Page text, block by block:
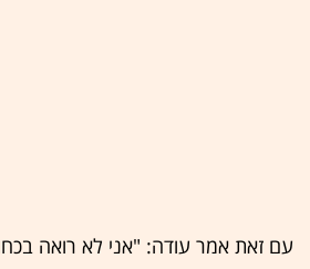
עם זאת אמר עודה: "אני לא רואה